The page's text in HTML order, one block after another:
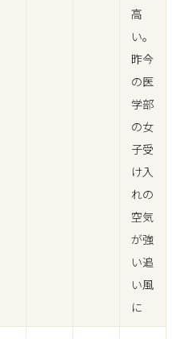
高
い。
昨今
の医
学部
の女
子受
け入
れの
空気
が強
い追
い風
に